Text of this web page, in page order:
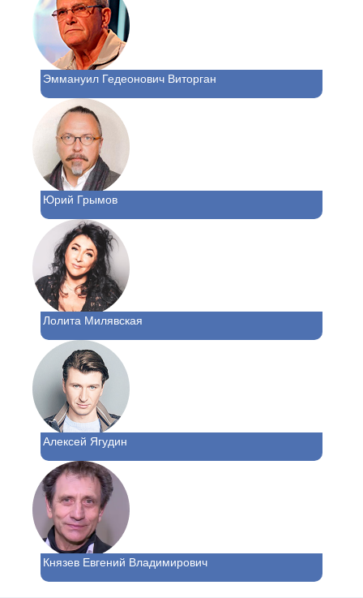
Эммануил Гедеонович Виторган
Юрий Грымов
Лолита Милявская
Алексей Ягудин
Князев Евгений Владимирович